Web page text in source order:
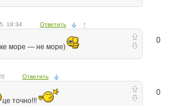
18:34 Ответить ↑
0
море — не море)
Ответить
0
це точно!!!